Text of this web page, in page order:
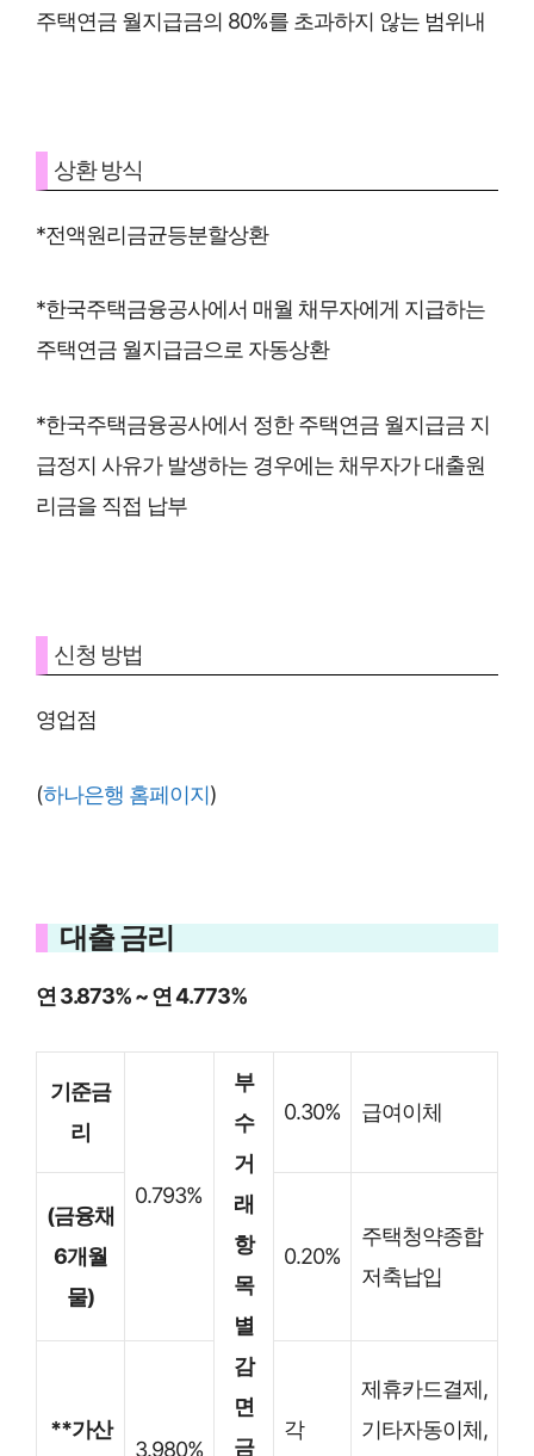
주택연금 월지급금의 80%를 초과하지 않는 범위내
상환 방식
*전액원리금균등분할상환
*한국주택금융공사에서 매월 채무자에게 지급하는
주택연금 월지급금으로 자동상환
*한국주택금융공사에서 정한 주택연금 월지급금 지
급정지 사유가 발생하는 경우에는 채무자가 대출원
리금을 직접 납부
신청 방법
영업점
(하나은행 홈페이지)
대출 금리
연 3.873% ~ 연 4.773%
기준금
리
0.793%
부
수
거
래
항
목
별
감
면
금
0.30% 급여이체
(금융채
6개월
물)
0.20%
주택청약종합
저축납입
**가산
3.980%
각
제휴카드결제,
기타자동이체,